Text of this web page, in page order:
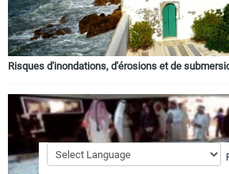
Risques d'inondations, d'érosions et de